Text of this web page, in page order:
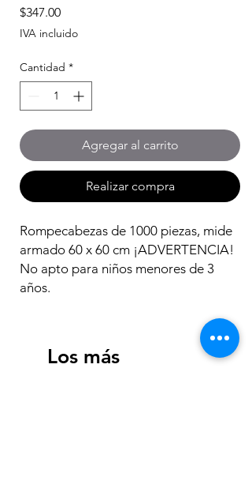
$347.00Precio
IVA incluido
Cantidad *
Agregar al carrito
Realizar compra
Rompecabezas de 1000 piezas, mide
armado 60 x 60 cm ¡ADVERTENCIA!
No apto para niños menores de 3
años.
Los más